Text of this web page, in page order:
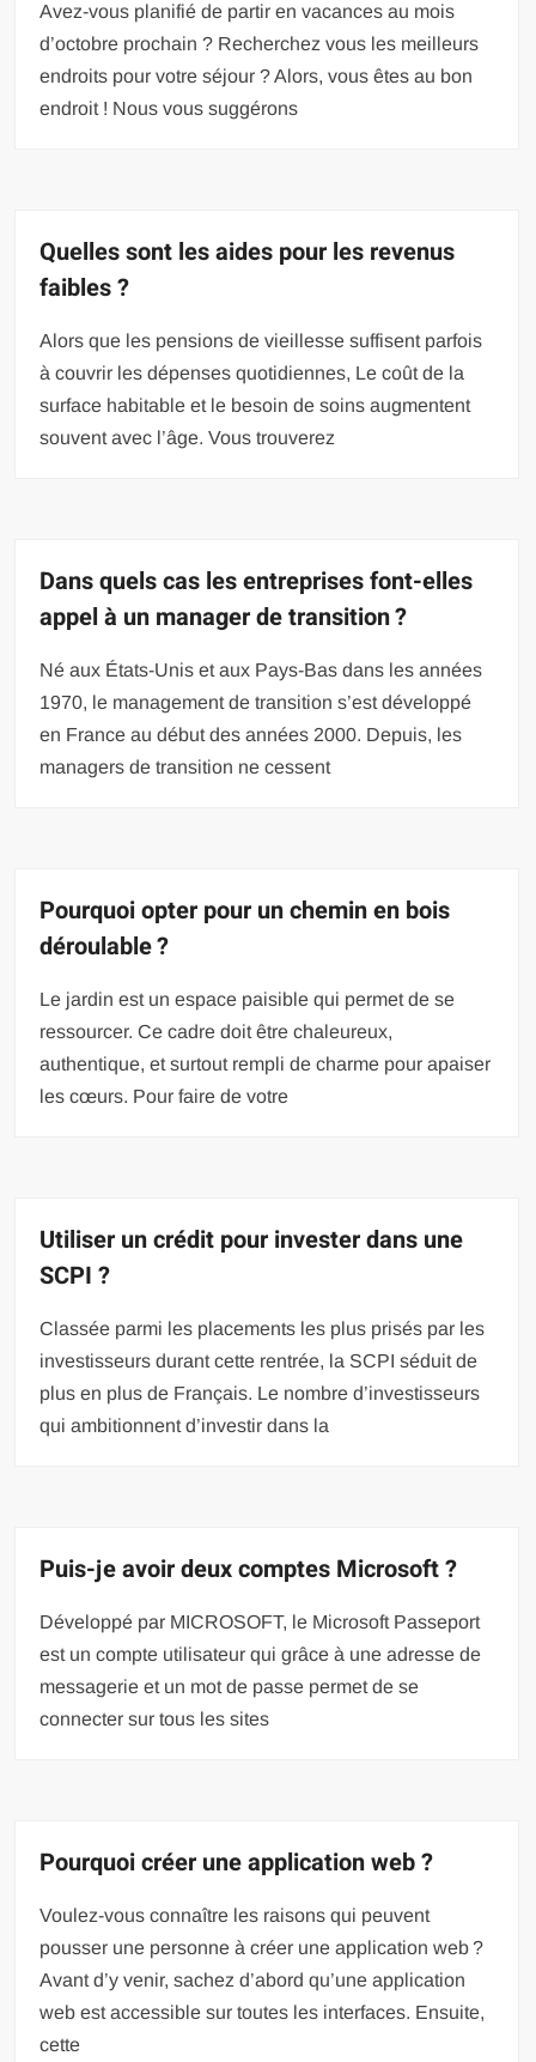
Avez-vous planifié de partir en vacances au mois
d’octobre prochain ? Recherchez vous les meilleurs
endroits pour votre séjour ? Alors, vous êtes au bon
endroit ! Nous vous suggérons
Quelles sont les aides pour les revenus
faibles ?
Alors que les pensions de vieillesse suffisent parfois
à couvrir les dépenses quotidiennes, Le coût de la
surface habitable et le besoin de soins augmentent
souvent avec l’âge. Vous trouverez
Dans quels cas les entreprises font-elles
appel à un manager de transition ?
Né aux États-Unis et aux Pays-Bas dans les années
1970, le management de transition s’est développé
en France au début des années 2000. Depuis, les
managers de transition ne cessent
Pourquoi opter pour un chemin en bois
déroulable ?
Le jardin est un espace paisible qui permet de se
ressourcer. Ce cadre doit être chaleureux,
authentique, et surtout rempli de charme pour apaiser
les cœurs. Pour faire de votre
Utiliser un crédit pour invester dans une
SCPI ?
Classée parmi les placements les plus prisés par les
investisseurs durant cette rentrée, la SCPI séduit de
plus en plus de Français. Le nombre d’investisseurs
qui ambitionnent d’investir dans la
Puis-je avoir deux comptes Microsoft ?
Développé par MICROSOFT, le Microsoft Passeport
est un compte utilisateur qui grâce à une adresse de
messagerie et un mot de passe permet de se
connecter sur tous les sites
Pourquoi créer une application web ?
Voulez-vous connaître les raisons qui peuvent
pousser une personne à créer une application web ?
Avant d’y venir, sachez d’abord qu’une application
web est accessible sur toutes les interfaces. Ensuite,
cette